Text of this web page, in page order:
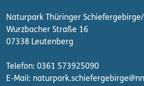
Naturpark Thüringer
Wurzbacher Straße 16
07338 Leutenberg
Telefon: 0361 573925090
E-Mail: naturpark.schiefergebirge